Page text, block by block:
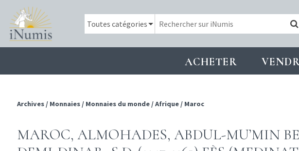
ACHETER
Archives / Monnaies / Monnaies du monde /Afrique / Maroc
MAROC, ALMOHADES, ABDUL-MU’MIN